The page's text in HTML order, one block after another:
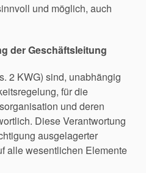
und möglich, auch
der Geschäftsleitung
2 KWG) sind, unabhängig
für die
und deren
Diese Verantwortung
ausgelagerter
alle wesentlichen Elemente